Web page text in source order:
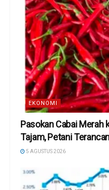
EKONOMI
Pasokan Cabai Merah
Tajam, Petani
5 AGUSTUS 2026